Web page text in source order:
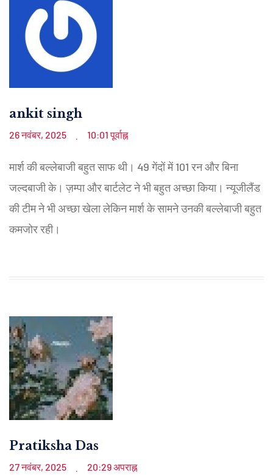
ankit singh
26 नवंबर, 2025 . 10:01 पूर्वाह्न
मार्श की बल्लेबाजी बहुत साफ थी। 49 गेंदों में 101 रन और बिना
जल्दबाजी के। ज़म्पा और बार्टलेट ने भी बहुत अच्छा किया। न्यूजीलैंड
की टीम ने भी अच्छा खेला लेकिन मार्श के सामने उनकी बल्लेबाजी बहुत
कमजोर रही।
Pratiksha Das
27 नवंबर, 2025 . 20:29 अपराह्न